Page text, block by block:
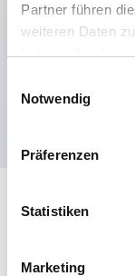
Partner führen
weiteren Daten
haben oder die
Notwendig
Präferenzen
Statistiken
Marketing
Schutzart IP65
Dokumente